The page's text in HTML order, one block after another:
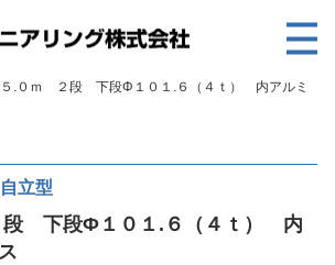
.０ｍ ２段 下段Φ１０１.６（４ｔ） 内アルミ
立型
下段Φ１０１.６（４ｔ） 内